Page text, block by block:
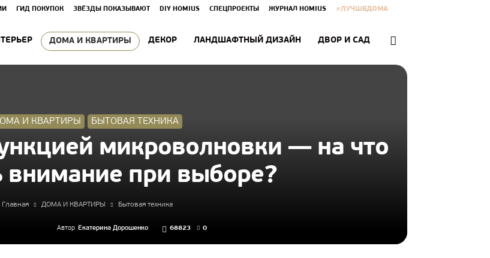
ГИД ПОКУПОК ЗВЁЗДЫ ПОКАЗЫВАЮТ DIY HOMIUS СПЕЦПРОЕКТЫ ЖУРНАЛ HOMIUS #ЛУЧШЕДОМА
ДОМА И КВАРТИРЫ ДЕКОР ЛАНДШАФТНЫЙ ДИЗАЙН ДВОР И САД
И КВАРТИРЫ БЫТОВАЯ ТЕХНИКА
микроволновки — на что
внимание при выборе?
Главная ДОМА И КВАРТИРЫ Бытовая техника
Автор Екатерина Дорошенко 68823 0